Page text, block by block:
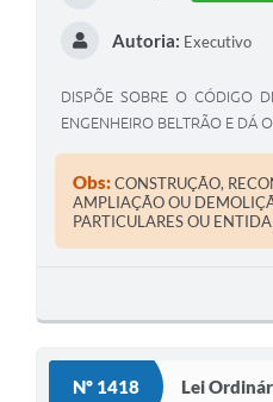
Autoria: Executivo
DISPÕE SOBRE O CÓDIGO
ENGENHEIRO BELTRÃO E DÁ
Obs:CONSTRUÇÃO,
AMPLIAÇÃO OU
PARTICULARES OU
Nº 1418 Lei